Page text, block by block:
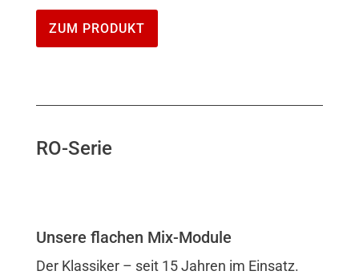
ZUM PRODUKT
RO-Serie
Unsere flachen Mix-Module
Der Klassiker – seit 15 Jahren im Einsatz.